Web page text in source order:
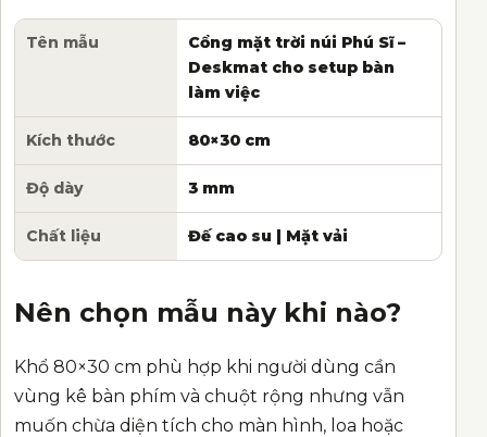
Tên mẫu
Cổng mặt trời núi Phú Sĩ –
Deskmat cho setup bàn
làm việc
Kích thước 80×30 cm
Độ dày 3 mm
Chất liệu Đế cao su | Mặt vải
Nên chọn mẫu này khi nào?
Khổ 80×30 cm phù hợp khi người dùng cần
vùng kê bàn phím và chuột rộng nhưng vẫn
muốn chừa diện tích cho màn hình, loa hoặc